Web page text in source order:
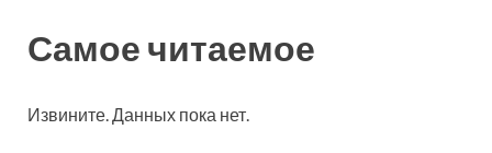
Самое читаемое
Извините. Данных пока нет.